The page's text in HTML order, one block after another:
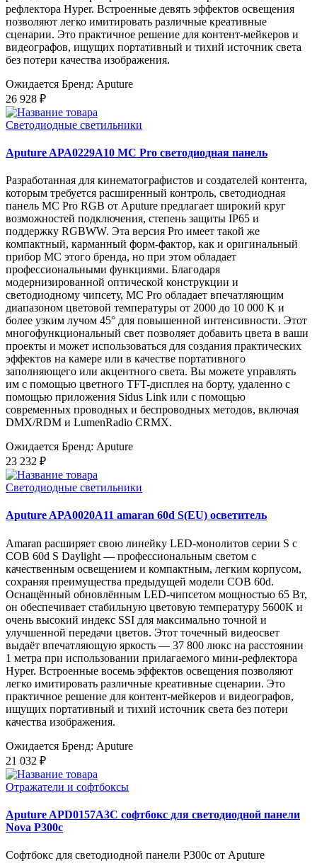
рефлектора Hyper. Встроенные девять эффектов освещения
позволяют легко имитировать различные креативные
сценарии. Это практичное решение для контент-мейкеров и
видеографов, ищущих портативный и тихий источник света
без потери качества изображения.
Ожидается Бренд: Aputure
26 928 ₽
Светодиодные светильники
Aputure APA0229A10 MC Pro светодиодная панель
Разработанная для кинематографистов и создателей контента,
которым требуется расширенный контроль, светодиодная
панель MC Pro RGB от Aputure предлагает широкий круг
возможностей подключения, степень защиты IP65 и
поддержку RGBWW. Эта версия Pro имеет такой же
компактный, карманный форм-фактор, как и оригинальный
прибор MC этого бренда, но при этом обладает
профессиональными функциями. Благодаря
модернизированной оптической конструкции и
светодиодному чипсету, MC Pro обладает впечатляющим
диапазоном цветовой температуры от 2000 до 10 000 K и
более узким лучом 45° для повышенной интенсивности. Этот
многофункциональный свет позволяет добавить цвета в ваши
проекты и может использоваться для создания практических
эффектов на камере или в качестве портативного
заполняющего или акцентного света. Вы можете управлять
им с помощью цветного TFT-дисплея на борту, удаленно с
помощью приложения Sidus Link или с помощью
современных проводных и беспроводных методов, включая
DMX/RDM и LumenRadio CRMX.
Ожидается Бренд: Aputure
23 232 ₽
Светодиодные светильники
Aputure APA0020A11 amaran 60d S(EU) осветитель
Amaran расширяет свою линейку LED-монолитов серии S с
COB 60d S Daylight — профессиональным светом с
качественным освещением и компактным, легким корпусом,
сохраняя преимущества предыдущей модели COB 60d.
Оснащённый обновлённым LED-чипсетом мощностью 65 Вт,
он обеспечивает стабильную цветовую температуру 5600K и
очень высокий индекс SSI для максимально точной и
улучшенной передачи цветов. Этот точечный видеосвет
выдаёт впечатляющую яркость — 37 800 люкс на расстоянии
1 метра при использовании прилагаемого мини-рефлектора
Hyper. Встроенные восемь эффектов освещения позволяют
легко имитировать различные креативные сценарии. Это
практичное решение для контент-мейкеров и видеографов,
ищущих портативный и тихий источник света без потери
качества изображения.
Ожидается Бренд: Aputure
21 032 ₽
Отражатели и софтбоксы
Aputure APD0157A3C софтбокс для светодиодной панели
Nova P300c
Софтбокс для светодиодной панели P300c от Aputure